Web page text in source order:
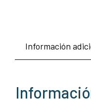
Información